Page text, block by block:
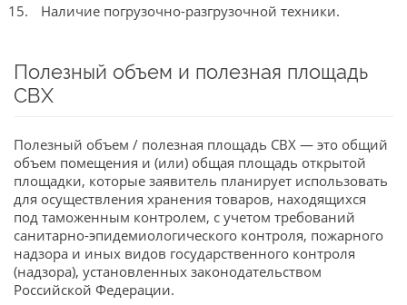
Наличие погрузочно-разгрузочной техники.
Полезный объем и полезная площадь
СВХ
Полезный объем / полезная площадь СВХ — это общий
объем помещения и (или) общая площадь открытой
площадки, которые заявитель планирует использовать
для осуществления хранения товаров, находящихся
под таможенным контролем, с учетом требований
санитарно-эпидемиологического контроля, пожарного
надзора и иных видов государственного контроля
(надзора), установленных законодательством
Российской Федерации.